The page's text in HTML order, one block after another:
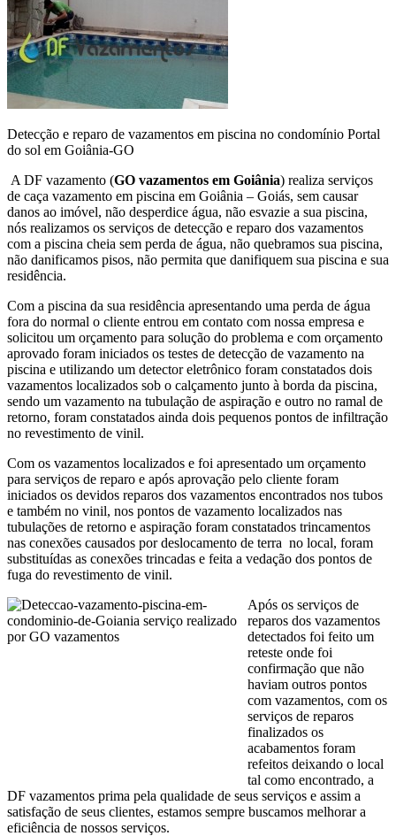
Detecção e reparo de vazamentos em piscina no condomínio Portal
do sol em Goiânia-GO
A DF vazamento (GO vazamentos em Goiânia) realiza serviços
de caça vazamento em piscina em Goiânia – Goiás, sem causar
danos ao imóvel, não desperdice água, não esvazie a sua piscina,
nós realizamos os serviços de detecção e reparo dos vazamentos
com a piscina cheia sem perda de água, não quebramos sua piscina,
não danificamos pisos, não permita que danifiquem sua piscina e sua
residência.
Com a piscina da sua residência apresentando uma perda de água
fora do normal o cliente entrou em contato com nossa empresa e
solicitou um orçamento para solução do problema e com orçamento
aprovado foram iniciados os testes de detecção de vazamento na
piscina e utilizando um detector eletrônico foram constatados dois
vazamentos localizados sob o calçamento junto à borda da piscina,
sendo um vazamento na tubulação de aspiração e outro no ramal de
retorno, foram constatados ainda dois pequenos pontos de infiltração
no revestimento de vinil.
Com os vazamentos localizados e foi apresentado um orçamento
para serviços de reparo e após aprovação pelo cliente foram
iniciados os devidos reparos dos vazamentos encontrados nos tubos
e também no vinil, nos pontos de vazamento localizados nas
tubulações de retorno e aspiração foram constatados trincamentos
nas conexões causados por deslocamento de terra no local, foram
substituídas as conexões trincadas e feita a vedação dos pontos de
fuga do revestimento de vinil.
Após os serviços de
reparos dos vazamentos
detectados foi feito um
reteste onde foi
confirmação que não
haviam outros pontos
com vazamentos, com os
serviços de reparos
finalizados os
acabamentos foram
refeitos deixando o local
tal como encontrado, a
DF vazamentos prima pela qualidade de seus serviços e assim a
satisfação de seus clientes, estamos sempre buscamos melhorar a
eficiência de nossos serviços.